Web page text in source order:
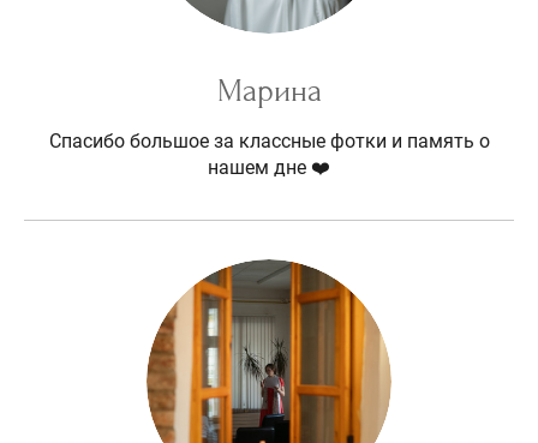
Марина
Спасибо большое за классные фотки и память о
нашем дне ❤️